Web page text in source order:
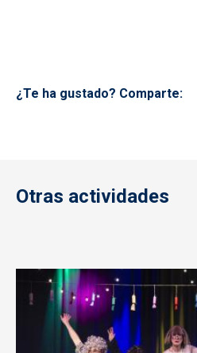
¿Te ha gustado? Comparte:
Otras actividades